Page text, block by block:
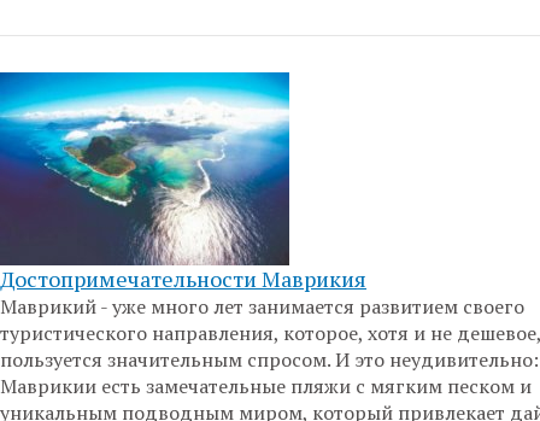
Достопримечательности Маврикия
Маврикий - уже много лет занимается развитием своего
туристического направления, которое, хотя и не
пользуется значительным спросом. И это
Маврикии есть замечательные пляжи с мягким песком и
уникальным подводным миром, который привлекает